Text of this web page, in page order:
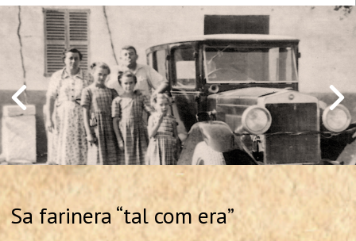
Sa farinera “tal com era”